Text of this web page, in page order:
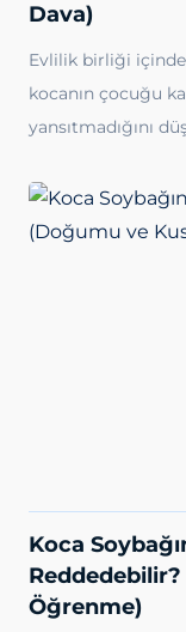
Dava)
Evlilik birliği
kocanın çocuğu
yansıtmadığını
Koca
Öğrenme)